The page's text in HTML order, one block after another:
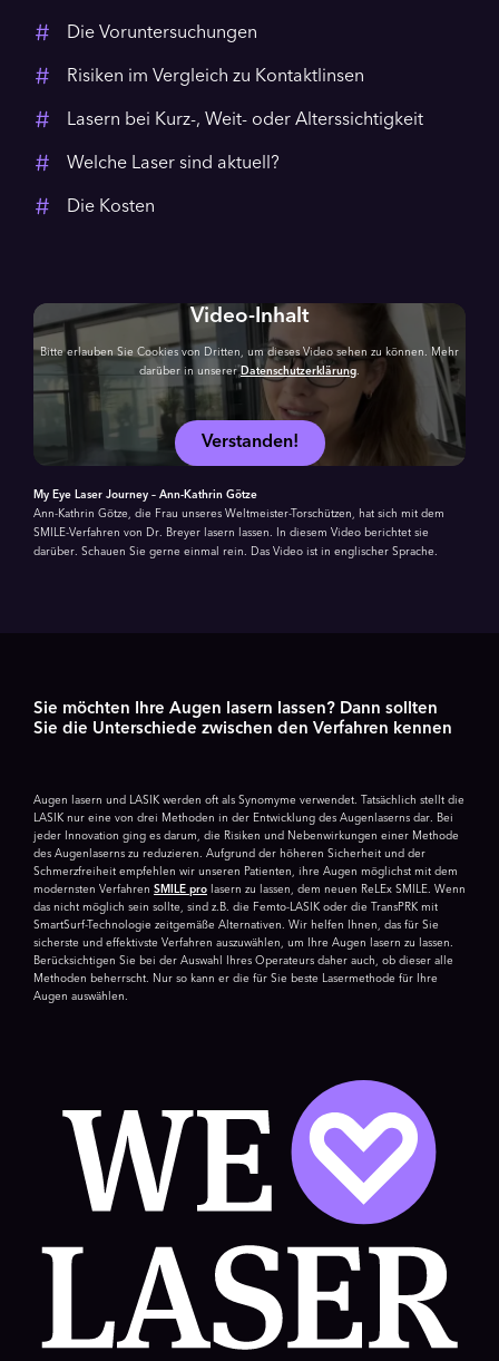
Die Voruntersuchungen
Risiken im Vergleich zu Kontaktlinsen
Lasern bei Kurz-, Weit- oder Alterssichtigkeit
Welche Laser sind aktuell?
Die Kosten
Video-Inhalt
Bitte erlauben Sie Cookies von Dritten, um dieses Video sehen zu können. Mehr
darüber in unserer Datenschutzerklärung
Verstanden!
My Eye Laser Journey – Ann-Kathrin Götze
Ann-Kathrin Götze, die Frau unseres Weltmeister-Torschützen, hat sich mit dem
SMILE-Verfahren von Dr. Breyer lasern lassen. In diesem Video berichtet sie
darüber. Schauen Sie gerne einmal rein. Das Video ist in englischer Sprache.
Sie möchten Ihre Augen lasern lassen? Dann sollten
Sie die Unterschiede zwischen den Verfahren kennen
Augen lasern und LASIK werden oft als Synomyme verwendet. Tatsächlich stellt die
LASIK nur eine von drei Methoden in der Entwicklung des Augenlaserns dar. Bei
jeder Innovation ging es darum, die Risiken und Nebenwirkungen einer Methode
des Augenlaserns zu reduzieren. Aufgrund der höheren Sicherheit und der
Schmerzfreiheit empfehlen wir unseren Patienten, ihre Augen möglichst mit dem
modernsten Verfahren SMILE pro lasern zu lassen, dem neuen ReLEx SMILE. Wenn
das nicht möglich sein sollte, sind z.B. die Femto-LASIK oder die TransPRK mit
SmartSurf-Technologie zeitgemäße Alternativen. Wir helfen Ihnen, das für Sie
sicherste und effektivste Verfahren auszuwählen, um Ihre Augen lasern zu lassen.
Berücksichtigen Sie bei der Auswahl Ihres Operateurs daher auch, ob dieser alle
Methoden beherrscht. Nur so kann er die für Sie beste Lasermethode für Ihre
Augen auswählen.